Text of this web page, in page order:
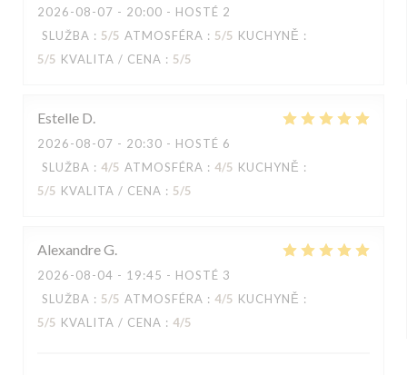
2026-08-07 - 20:00 - HOSTÉ 2
SLUŽBA : 5/5 ATMOSFÉRA : 5/5 KUCHYNĚ :
5/5 KVALITA / CENA : 5/5
Estelle D
2026-08-07 - 20:30 - HOSTÉ 6
SLUŽBA : 4/5 ATMOSFÉRA : 4/5 KUCHYNĚ :
5/5 KVALITA / CENA : 5/5
AlexandreG
2026-08-04 - 19:45 - HOSTÉ 3
SLUŽBA : 5/5 ATMOSFÉRA : 4/5 KUCHYNĚ :
5/5 KVALITA / CENA : 4/5